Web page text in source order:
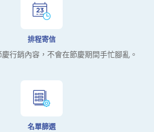
排程寄信
行銷內容，不會在節慶期間⼿忙腳亂。
名單篩選